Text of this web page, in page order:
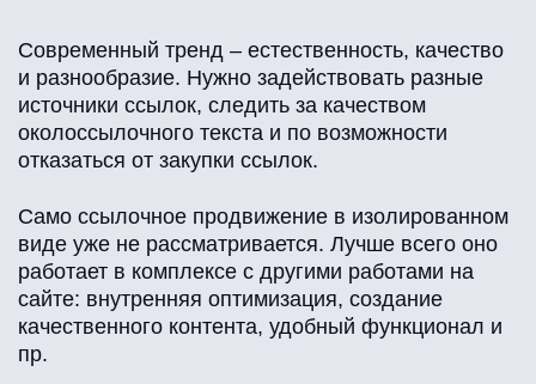
Современный тренд – естественность, качество
и разнообразие. Нужно задействовать разные
источники ссылок, следить за качеством
околоссылочного текста и по возможности
отказаться от закупки ссылок.
Само ссылочное продвижение в изолированном
виде уже не рассматривается. Лучше всего оно
работает в комплексе с другими работами на
сайте: внутренняя оптимизация, создание
качественного контента, удобный функционал и
пр.